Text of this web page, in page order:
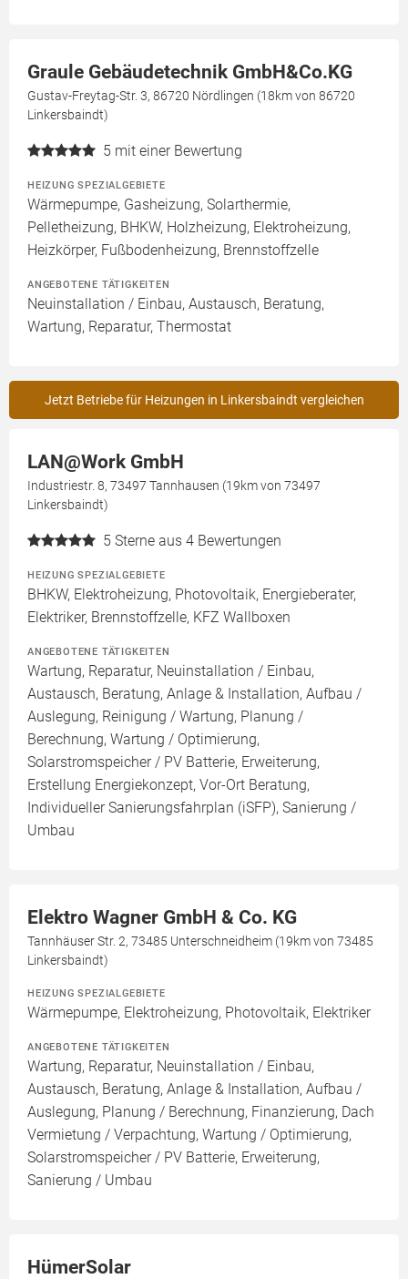
Graule Gebäudetechnik GmbH&Co.KG
Gustav-Freytag-Str. 3, 86720 Nördlingen (18km von 86720
Linkersbaindt)
5 mit einer Bewertung
HEIZUNG SPEZIALGEBIETE
Wärmepumpe, Gasheizung, Solarthermie,
Pelletheizung, BHKW, Holzheizung, Elektroheizung,
Heizkörper, Fußbodenheizung, Brennstoffzelle
ANGEBOTENE TÄTIGKEITEN
Neuinstallation / Einbau, Austausch, Beratung,
Wartung, Reparatur, Thermostat
Jetzt Betriebe für Heizungen in Linkersbaindt vergleichen
LAN@Work GmbH
Industriestr. 8, 73497 Tannhausen (19km von 73497
Linkersbaindt)
5 Sterne aus 4 Bewertungen
HEIZUNG SPEZIALGEBIETE
BHKW, Elektroheizung, Photovoltaik, Energieberater,
Elektriker, Brennstoffzelle, KFZ Wallboxen
ANGEBOTENE TÄTIGKEITEN
Wartung, Reparatur, Neuinstallation / Einbau,
Austausch, Beratung, Anlage & Installation, Aufbau /
Auslegung, Reinigung / Wartung, Planung /
Berechnung, Wartung / Optimierung,
Solarstromspeicher / PV Batterie, Erweiterung,
Erstellung Energiekonzept, Vor-Ort Beratung,
Individueller Sanierungsfahrplan (iSFP), Sanierung /
Umbau
Elektro Wagner GmbH & Co. KG
Tannhäuser Str. 2, 73485 Unterschneidheim (19km von 73485
Linkersbaindt)
HEIZUNG SPEZIALGEBIETE
Wärmepumpe, Elektroheizung, Photovoltaik, Elektriker
ANGEBOTENE TÄTIGKEITEN
Wartung, Reparatur, Neuinstallation / Einbau,
Austausch, Beratung, Anlage & Installation, Aufbau /
Auslegung, Planung / Berechnung, Finanzierung, Dach
Vermietung / Verpachtung, Wartung / Optimierung,
Solarstromspeicher / PV Batterie, Erweiterung,
Sanierung / Umbau
HümerSolar